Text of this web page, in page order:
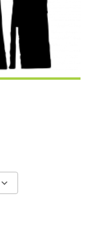
Mitarbeiterplan
Kontakt